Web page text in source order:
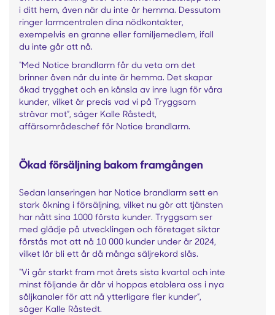
i ditt hem, även när du inte är hemma. Dessutom
ringer larmcentralen dina nödkontakter,
exempelvis en granne eller familjemedlem, ifall
du inte går att nå.
“Med Notice brandlarm får du veta om det
brinner även när du inte är hemma. Det skapar
ökad trygghet och en känsla av inre lugn för våra
kunder, vilket är precis vad vi på Tryggsam
strävar mot”, säger Kalle Råstedt,
affärsområdeschef för Notice brandlarm.
Ökad försäljning bakom framgången
Sedan lanseringen har Notice brandlarm sett en
stark ökning i försäljning, vilket nu gör att tjänsten
har nått sina 1000 första kunder. Tryggsam ser
med glädje på utvecklingen och företaget siktar
förstås mot att nå 10 000 kunder under år 2024,
vilket lär bli ett år då många säljrekord slås.
“Vi går starkt fram mot årets sista kvartal och inte
minst följande år där vi hoppas etablera oss i nya
säljkanaler för att nå ytterligare fler kunder”,
säger Kalle Råstedt.